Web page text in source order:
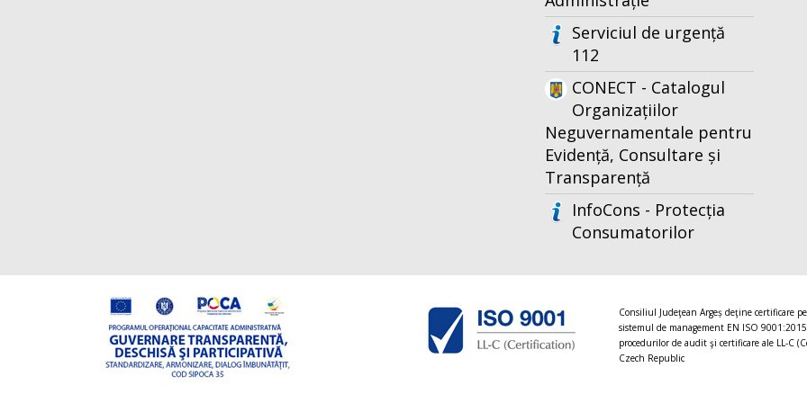
Serviciul de urgență
112
CONECT - Catalogul
Organizațiilor
Neguvernamentale pentru
Evidență, Consultare și
Transparență
InfoCons - Protecția
Consumatorilor
Consiliul Judeţean Argeș deţine certificare
sistemul de management EN ISO
procedurilor de audit şi certificare ale LL-C
Czech Republic